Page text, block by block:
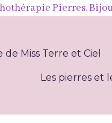
Pierres,
Miss Terre et Ciel
Les pierres et